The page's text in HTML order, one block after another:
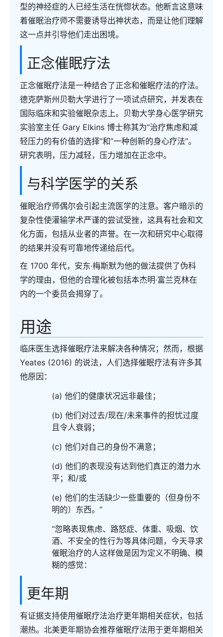
型的神经症的人已经生活在恍惚状态。他断言这意味
着催眠治疗师不需要诱导出神状态，而是让他们理解
这一点并引导他们走出困境。
正念催眠疗法
正念催眠疗法是一种结合了正念和催眠疗法的疗法。
德克萨斯州贝勒大学进行了一项试点研究，并发表在
国际临床和实验催眠杂志上。贝勒大学身心医学研究
实验室主任 Gary Elkins 博士称其为“治疗焦虑和减
轻压力的有价值的选择”和“一种创新的身心疗法”。
研究表明，压力减轻，压力增加在正念中。
与科学医学的关系
催眠治疗师偶尔会引起主流医学的注意。客户暗示的
复杂性使灌输学术严谨的尝试受挫，这具有社会和文
化方面，包括从业者的声誉。在一次和研究中心取得
的结果并没有可靠地传递给后代。
在 1700 年代，安东·梅斯默为他的做法提供了伪科
学的理由，但他的合理化被包括本杰明·富兰克林在
内的一个委员会揭穿了。
用途
临床医生选择催眠疗法来解决各种情况；然而，根据
Yeates (2016) 的说法，人们选择催眠疗法有许多其
他原因：
(a) 他们的健康状况远非最佳；
(b) 他们对过去/现在/未来事件的担忧过度
且令人衰弱；
(c) 他们对自己的身份不满意；
(d) 他们的表现没有达到他们真正的潜力水
平；和/或
(e) 他们的生活缺少一些重要的（但身份不
明的）东西。”
“忽略表现焦虑、路怒症、体重、吸烟、饮
酒、不安全的性行为等具体问题，今天寻求
催眠治疗的人这样做是因为定义不明确、模
糊的感觉：
更年期
有证据支持使用催眠疗法治疗更年期相关症状，包括
潮热。北美更年期协会推荐催眠疗法用于更年期相关